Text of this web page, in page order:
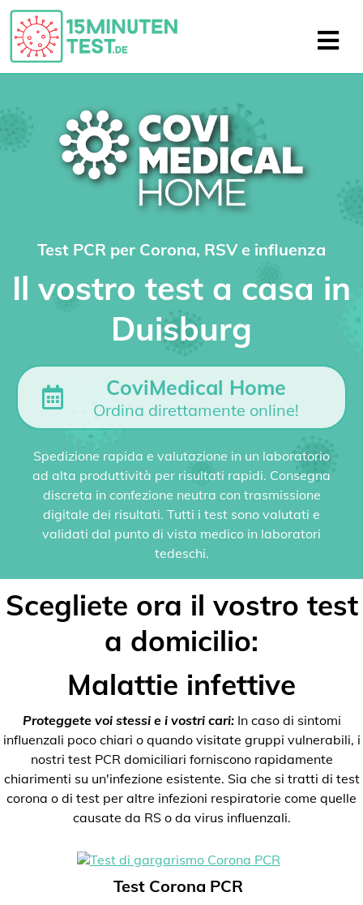
Test PCR per Corona, RSV e influenza
Il vostro test a casa in
Duisburg
CoviMedical Home
Ordina direttamente online!
Spedizione rapida e valutazione in un laboratorio
ad alta produttività per risultati rapidi. Consegna
discreta in confezione neutra con trasmissione
digitale dei risultati. Tutti i test sono valutati e
validati dal punto di vista medico in laboratori
tedeschi.
Scegliete ora il vostro test
a domicilio:
Malattie infettive
Proteggete voi stessi e i vostri cari:In caso di sintomi
influenzali poco chiari o quando visitate gruppi vulnerabili, i
nostri test PCR domiciliari forniscono rapidamente
chiarimenti su un'infezione esistente. Sia che si tratti di test
corona o di test per altre infezioni respiratorie come quelle
causate da RS o da virus influenzali.
Test Corona PCR